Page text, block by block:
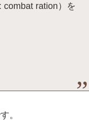
ration）を
。